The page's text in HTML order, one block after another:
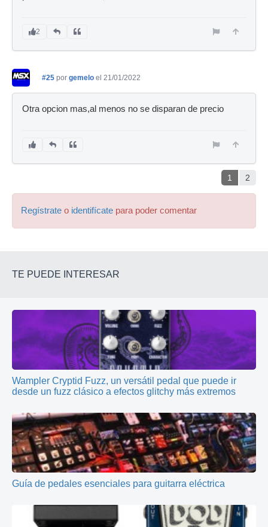
2
#25 por gemelo el 21/01/2022
Otra opcion mas,al menos no se disparan de precio
1 2
Regístrate o identifícate para poder comentar
TE PUEDE INTERESAR
Wampler Cryptid Fuzz, un versátil pedal que puede ir
desde un fuzz clásico a efectos glitchy más extremos
Guía de pedales esenciales para guitarra eléctrica